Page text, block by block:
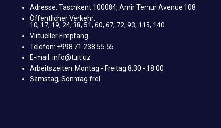
Adresse: Taschkent 100084, Amir Temur Avenue 108
Öffentlicher Verkehr:
10, 17, 19, 24, 38, 51, 60, 67, 72, 93, 115, 140
Virtueller Empfang
Telefon: +998 71 238 55 55
E-mail: info@tuit.uz
Arbeitszeiten: Montag - Freitag 8:30 - 18:00
Samstag, Sonntag frei